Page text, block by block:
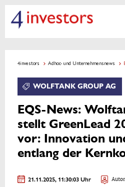
4investors Adhoc- und Unternehmensnews
WOLFTANK GROUP AG
EQS-News:
stellt GreenLead
vor: Innovation
entlang der
21.11.2025, 11:30:03 Uhr